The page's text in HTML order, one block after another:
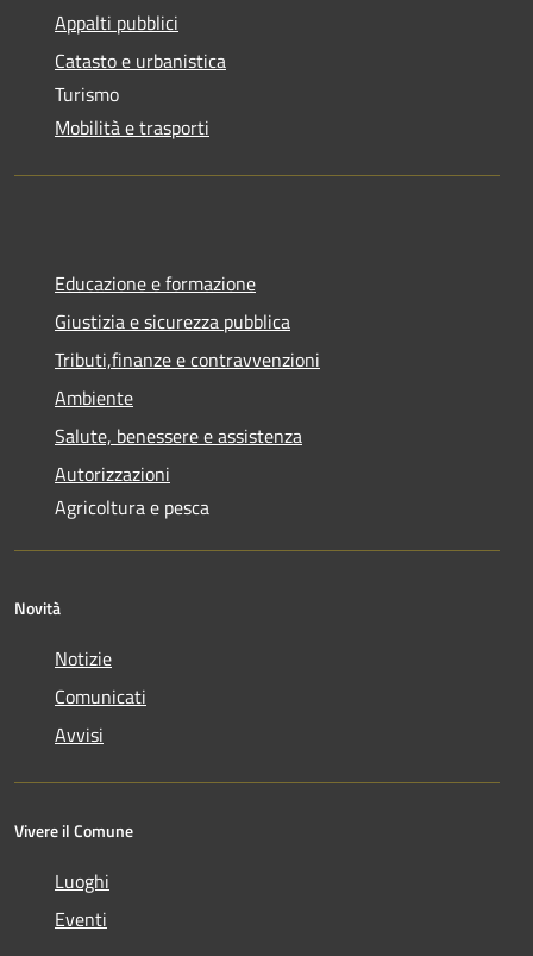
Appalti pubblici
Catasto e urbanistica
Turismo
Mobilità e trasporti
Educazione e formazione
Giustizia e sicurezza pubblica
Tributi,finanze e contravvenzioni
Ambiente
Salute, benessere e assistenza
Autorizzazioni
Agricoltura e pesca
Novità
Notizie
Comunicati
Avvisi
Vivere il Comune
Luoghi
Eventi